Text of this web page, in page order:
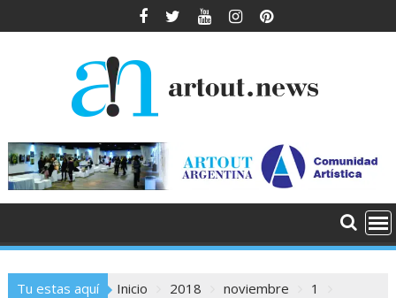
al
Tu estas aquí Inicio 2018 noviembre
1